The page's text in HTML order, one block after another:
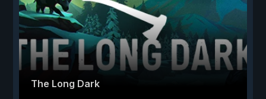
The Long Dark